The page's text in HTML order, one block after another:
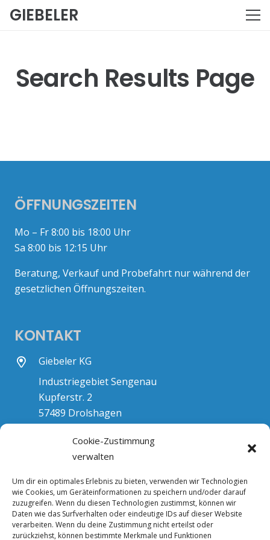
Cookie-Zustimmung
verwalten
Um dir ein optimales Erlebnis zu bieten, verwenden wir Technologien
wie Cookies, um Geräteinformationen zu speichern und/oder darauf
zuzugreifen. Wenn du diesen Technologien zustimmst, können wir
Daten wie das Surfverhalten oder eindeutige IDs auf dieser Website
verarbeiten. Wenn du deine Zustimmung nicht erteilst oder
zurückziehst, können bestimmte Merkmale und Funktionen
GIEBELER
Search Results Page
ÖFFNUNGSZEITEN
Mo – Fr 8:00 bis 18:00 Uhr
Sa 8:00 bis 12:15 Uhr
Beratung, Verkauf und Probefahrt nur während der
gesetzlichen Öffnungszeiten.
KONTAKT
Giebeler KG
Industriegebiet Sengenau
Kupferstr. 2
57489 Drolshagen
GiebelerAuto@t-online.de
02763 – 91460
02763 – 914650